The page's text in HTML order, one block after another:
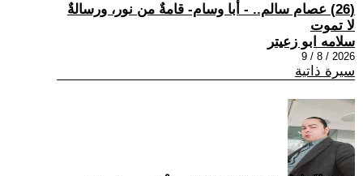
(26) عصام سالم.. - أبا وسام- قامةٌ من نور، ورسالةٌ
لا تموت
سلامه ابو زعيتر
2026 / 8 / 9
سيرة ذاتية